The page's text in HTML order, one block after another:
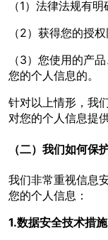
（1）法律法规有明
（2）获得您的授权
（3）您使用的产
您的个人信息的。
针对以上情形，我
对您的个人信息提
（二）我们如何保
我们非常重视信息
您的个人信息：
1.数据安全技术措施